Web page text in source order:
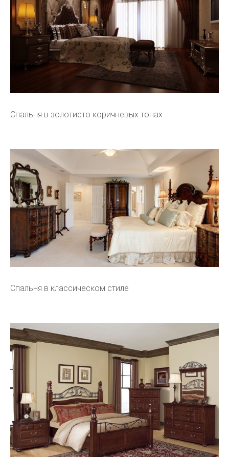
Спальня в золотисто коричневых тонах
Спальня в классическом стиле